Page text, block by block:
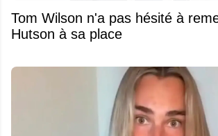
Tom Wilson n'a pas hésité à
Hutson à sa place